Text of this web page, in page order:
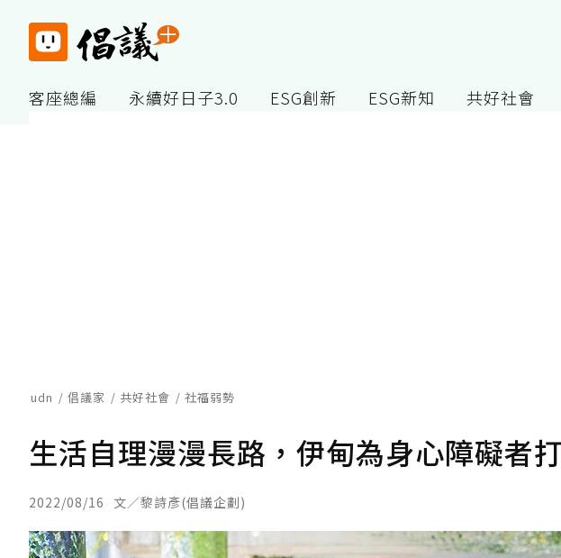
客座總編 永續好日子3.0 ESG創新 ESG新知 共好社會
udn 倡議家 共好社會 社福弱勢
生活自理漫漫長路，伊甸為身心障礙者
2022/08/16 文／黎詩彥(倡議企劃)